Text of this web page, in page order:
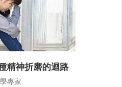
精神折磨的迴路
專家